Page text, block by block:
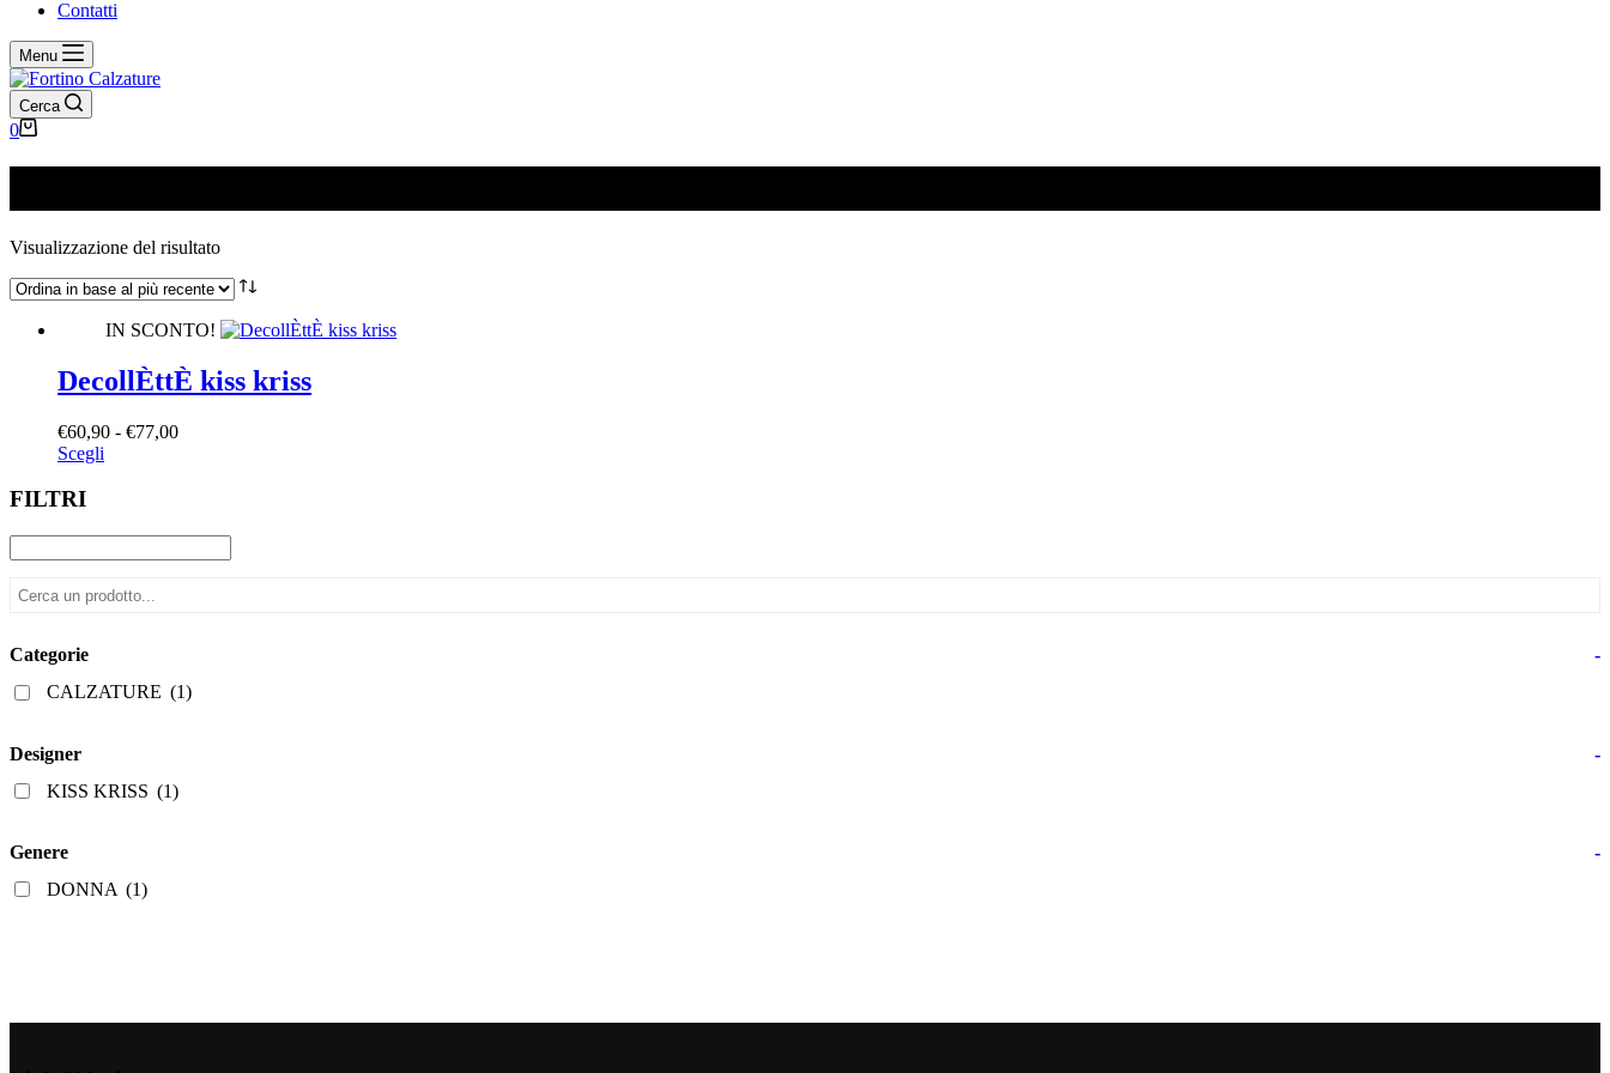
Contatti
Menu
Cerca
Carrello
0
Visualizzazione del risultato
IN SCONTO!
DecollÈttÈ kiss kriss
€60,90 - €77,00Fascia
a
€77,00
Scegli
varianti.
Le
possono
pagina
FILTRI
Categorie
-
CALZATURE (1)
Designer
-
KISS KRISS (1)
Genere
-
DONNA (1)